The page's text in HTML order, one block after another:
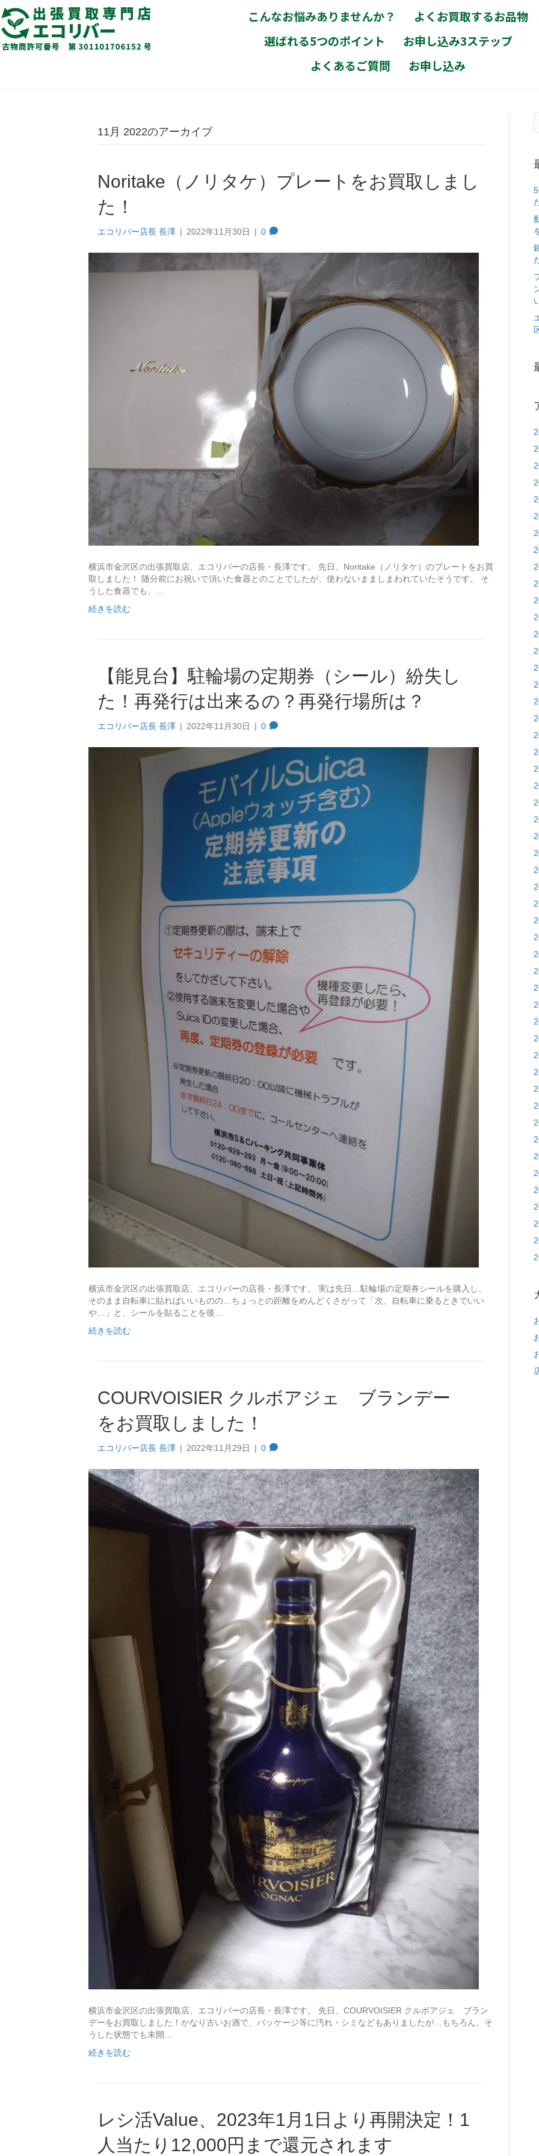
こんなお悩みありませんか？
よくお買取するお品物
選ばれる5つのポイント
お申し込み3ステップ
よくあるご質問
お申し込み
11月 2022のアーカイブ
Noritake（ノリタケ）プレートをお買取しまし
た！
エコリバー店長 長澤 | 2022年11月30日 | 0
横浜市金沢区の出張買取店、エコリバーの店長・長澤です。 先日、Noritake（ノリタケ）のプレートをお買
取しました！ 随分前にお祝いで頂いた食器とのことでしたが、使わないまましまわれていたそうです。 そ
うした食器でも、…
続きを読む
【能見台】駐輪場の定期券（シール）紛失し
た！再発行は出来るの？再発行場所は？
エコリバー店長 長澤 | 2022年11月30日 | 0
横浜市金沢区の出張買取店、エコリバーの店長・長澤です。 実は先日…駐輪場の定期券シールを購入し、
そのまま自転車に貼ればいいものの…ちょっとの距離をめんどくさがって「次、自転車に乗るときでいい
や…」と、シールを貼ることを後…
続きを読む
COURVOISIER クルボアジェ ブランデー
をお買取しました！
エコリバー店長 長澤 | 2022年11月29日 | 0
横浜市金沢区の出張買取店、エコリバーの店長・長澤です。 先日、COURVOISIER クルボアジェ ブラン
デーをお買取しました！かなり古いお酒で、パッケージ等に汚れ・シミなどもありましたが…もちろん、そ
うした状態でも未開…
続きを読む
レシ活Value、2023年1月1日より再開決定！1
人当たり12,000円まで還元されます